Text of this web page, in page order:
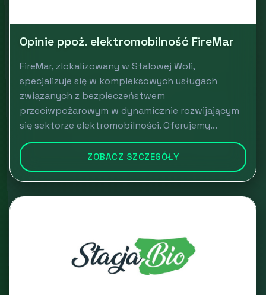
Opinie ppoż. elektromobilność FireMar
FireMar, zlokalizowany w Stalowej Woli,
specjalizuje się w kompleksowych usługach
związanych z bezpieczeństwem
przeciwpożarowym w dynamicznie rozwijającym
się sektorze elektromobilności. Oferujemy...
ZOBACZ SZCZEGÓŁY